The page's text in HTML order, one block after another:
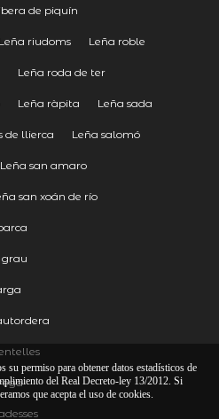
de piquín
Leña riudoms Leña roble
Leña roda de ter
Leña ràpita Leña sada
de llierca Leña salomó
Leña san amaro
san xoán de río
su permiso para obtener datos estadísticos de
del Real Decreto-ley 13/2012. Si
que acepta el uso de cookies.